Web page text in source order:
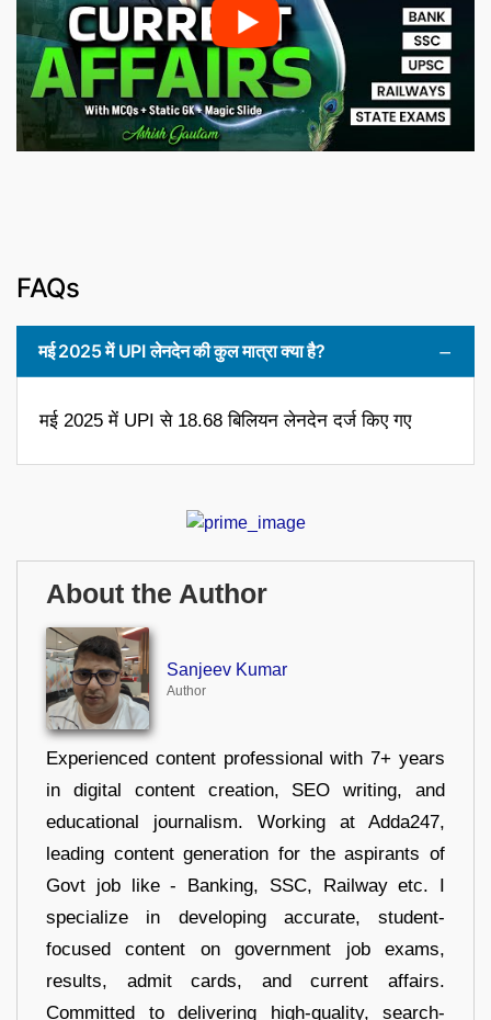
FAQs
मई 2025 में UPI लेनदेन की कुल मात्रा क्या है?
मई 2025 में UPI से 18.68 बिलियन लेनदेन दर्ज किए गए
About the Author
Sanjeev Kumar
Author
Experienced content professional with 7+ years
in digital content creation, SEO writing, and
educational journalism. Working at Adda247,
leading content generation for the aspirants of
Govt job like - Banking, SSC, Railway etc. I
specialize in developing accurate, student-
focused content on government job exams,
results, admit cards, and current affairs.
Committed to delivering high-quality, search-